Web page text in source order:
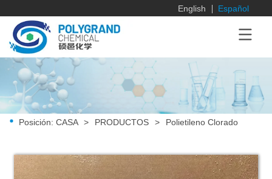
English Español
Posición: CASA > PRODUCTOS > Polietileno Clorado